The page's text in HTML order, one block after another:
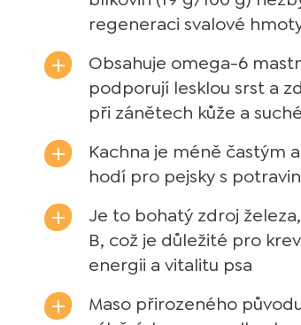
regeneraci svalové
Obsahuje omega-6
podporují lesklou srst a
při zánětech kůže a
Kachna je méně častým
hodí pro pejsky s
Je to bohatý zdroj
B, což je důležité pro
energii a vitalitu psa
Maso přirozeného